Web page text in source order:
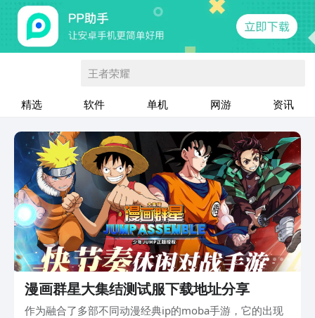
王者荣耀
精选 软件 单机 网游 资讯
漫画群星大集结测试服下载地址分享
作为融合了多部不同动漫经典ip的moba手游，它的出现